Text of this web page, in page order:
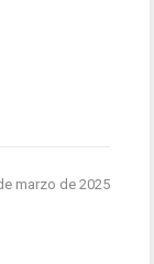
marzo de 2025